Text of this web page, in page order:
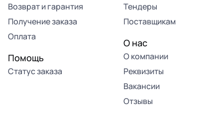
Возврат и гарантия
Получение заказа
Оплата
Помощь
Статус заказа
Тендеры
Поставщикам
О нас
О компании
Реквизиты
Вакансии
Отзывы